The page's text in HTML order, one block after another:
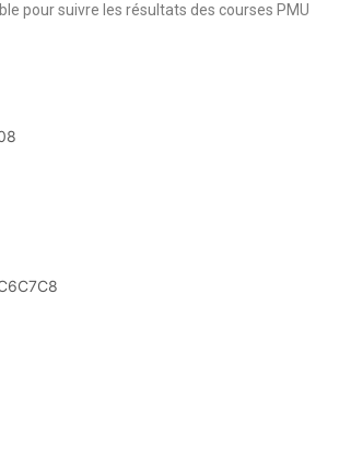
pour suivre les résultats des courses PMU
C7C8